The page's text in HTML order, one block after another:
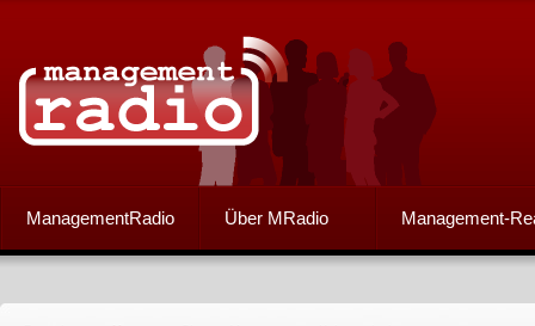
ManagementRadio Über MRadio Management-